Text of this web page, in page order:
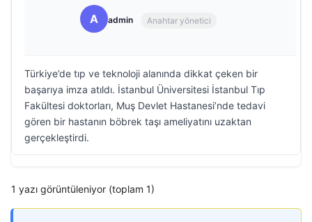
A admin Anahtar yönetici
Türkiye’de tıp ve teknoloji alanında dikkat çeken bir
başarıya imza atıldı. İstanbul Üniversitesi İstanbul Tıp
Fakültesi doktorları, Muş Devlet Hastanesi’nde tedavi
gören bir hastanın böbrek taşı ameliyatını uzaktan
gerçekleştirdi.
1 yazı görüntüleniyor (toplam 1)